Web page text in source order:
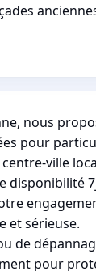
nous
pour
ville
disponibilité
et sérieuse.
de
pour